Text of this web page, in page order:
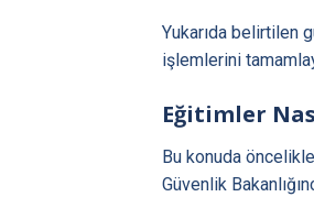
Yukarıda belirtilen
işlemlerini
Eğitimler
Bu konuda
Güvenlik